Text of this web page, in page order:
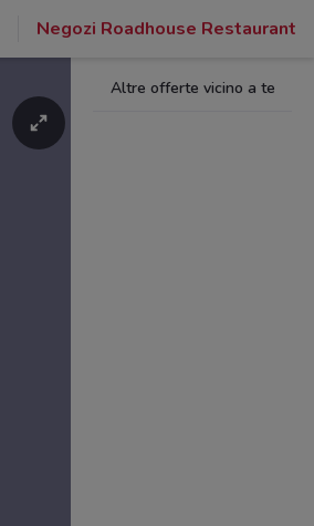
Negozi Roadhouse Restaurant
Altre offerte vicino a te